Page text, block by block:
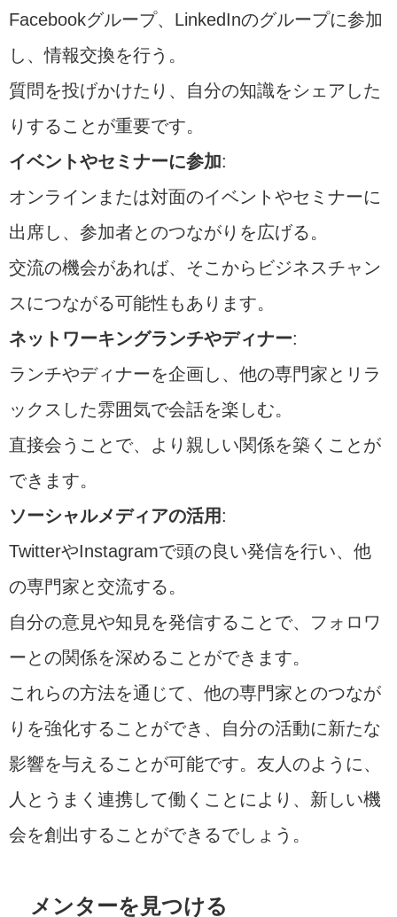
Facebookグループ、LinkedInのグループに参加
し、情報交換を行う。
質問を投げかけたり、自分の知識をシェアした
りすることが重要です。
イベントやセミナーに参加:
オンラインまたは対面のイベントやセミナーに
出席し、参加者とのつながりを広げる。
交流の機会があれば、そこからビジネスチャン
スにつながる可能性もあります。
ネットワーキングランチやディナー:
ランチやディナーを企画し、他の専門家とリラ
ックスした雰囲気で会話を楽しむ。
直接会うことで、より親しい関係を築くことが
できます。
ソーシャルメディアの活用 :
TwitterやInstagramで頭の良い発信を行い、他
の専門家と交流する。
自分の意見や知見を発信することで、フォロワ
ーとの関係を深めることができます。
これらの方法を通じて、他の専門家とのつなが
りを強化することができ、自分の活動に新たな
影響を与えることが可能です。友人のように、
人とうまく連携して働くことにより、新しい機
会を創出することができるでしょう。
メンターを見つける